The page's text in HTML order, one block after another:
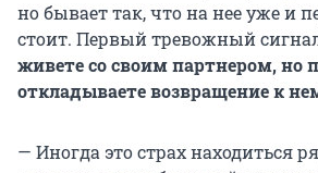
но бывает так, что на нее уже и
стоит. Первый тревожный
живете со своим партнером, но
откладываете возвращение к
— Иногда это страх находиться